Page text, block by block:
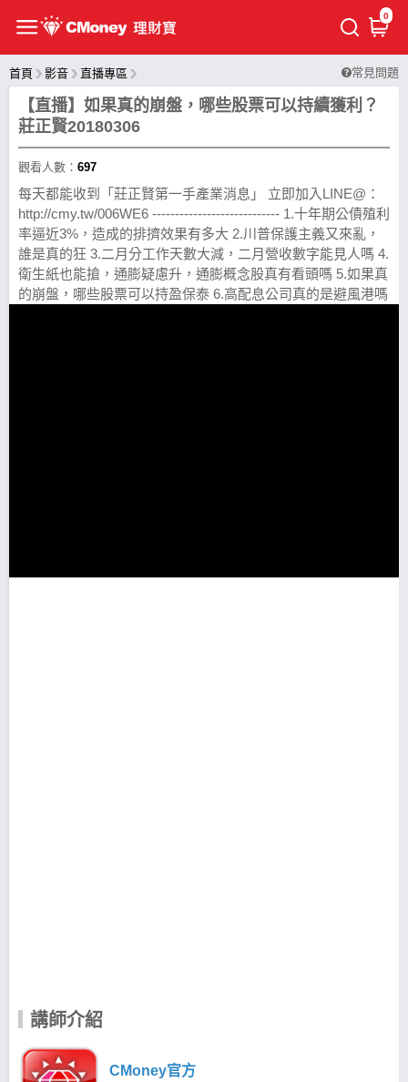
0
首頁 影音 直播專區 常見問題
【直播】如果真的崩盤，哪些股票可以持續獲利？
莊正賢20180306
觀看人數： 697
每天都能收到「莊正賢第一手產業消息」 立即加入LINE@：
http://cmy.tw/006WE6 ---------------------------- 1.十年期公債殖利
率逼近3%，造成的排擠效果有多大 2.川普保護主義又來亂，
誰是真的狂 3.二月分工作天數大減，二月營收數字能見人嗎 4.
衛生紙也能搶，通膨疑慮升，通膨概念股真有看頭嗎 5.如果真
的崩盤，哪些股票可以持盈保泰 6.高配息公司真的是避風港嗎
講師介紹
CMoney官方